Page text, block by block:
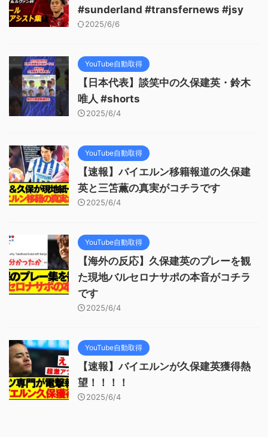
#sunderland #transfernews #jsy
2025/6/6
YouTube自動取得
【日本代表】談笑中の久保建英・鈴木
唯人 #shorts
2025/6/4
YouTube自動取得
【速報】バイエルン移籍報道の久保建
英と三笘薫の真実がコチラです
2025/6/4
YouTube自動取得
【海外の反応】久保建英のプレーを観
た現地バルセロナサポの本音がコチラ
です
2025/6/4
YouTube自動取得
【速報】バイエルンが久保建英獲得熱
望！！！！
2025/6/4